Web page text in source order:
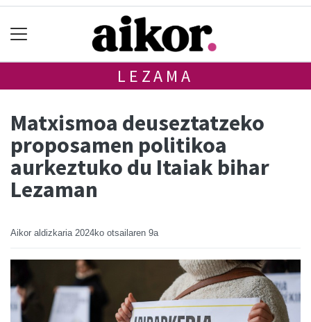
LEZAMA
Matxismoa deuseztatzeko
proposamen politikoa
aurkeztuko du Itaiak bihar
Lezaman
Aikor aldizkaria 2024ko otsailaren 9a